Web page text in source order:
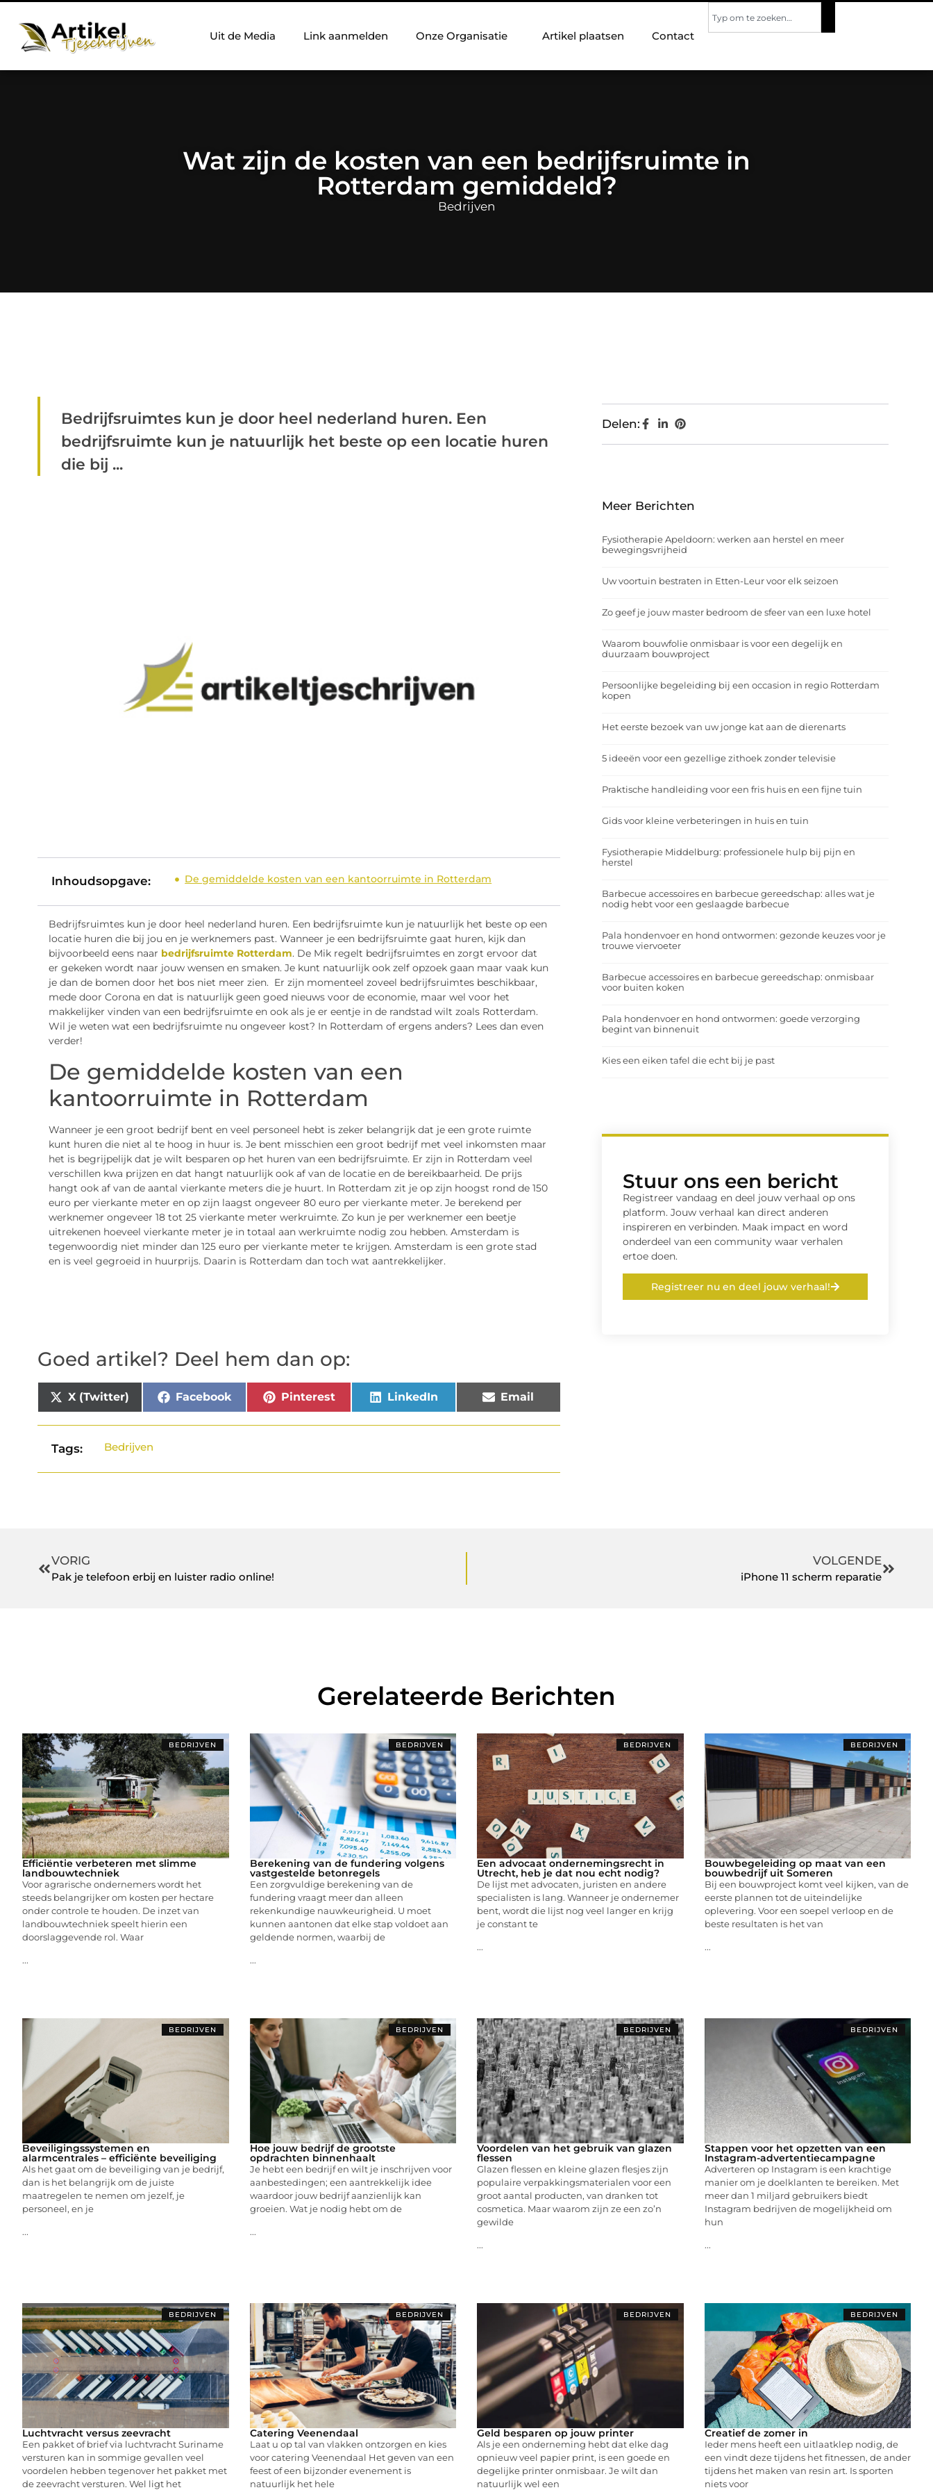
Uit de Media Link aanmelden Onze Organisatie Artikel plaatsen Contact
Wat zijn de kosten van een bedrijfsruimte in
Rotterdam gemiddeld?
Bedrijven
Bedrijfsruimtes kun je door heel nederland huren. Een
bedrijfsruimte kun je natuurlijk het beste op een locatie huren
die bij ...
Inhoudsopgave: De gemiddelde kosten van een kantoorruimte in Rotterdam
Bedrijfsruimtes kun je door heel nederland huren. Een bedrijfsruimte kun je natuurlijk het beste op een
locatie huren die bij jou en je werknemers past. Wanneer je een bedrijfsruimte gaat huren, kijk dan
bijvoorbeeld eens naar bedrijfsruimte Rotterdam. De Mik regelt bedrijfsruimtes en zorgt ervoor dat
er gekeken wordt naar jouw wensen en smaken. Je kunt natuurlijk ook zelf opzoek gaan maar vaak kun
je dan de bomen door het bos niet meer zien. Er zijn momenteel zoveel bedrijfsruimtes beschikbaar,
mede door Corona en dat is natuurlijk geen goed nieuws voor de economie, maar wel voor het
makkelijker vinden van een bedrijfsruimte en ook als je er eentje in de randstad wilt zoals Rotterdam.
Wil je weten wat een bedrijfsruimte nu ongeveer kost? In Rotterdam of ergens anders? Lees dan even
verder!
De gemiddelde kosten van een
kantoorruimte in Rotterdam
Wanneer je een groot bedrijf bent en veel personeel hebt is zeker belangrijk dat je een grote ruimte
kunt huren die niet al te hoog in huur is. Je bent misschien een groot bedrijf met veel inkomsten maar
het is begrijpelijk dat je wilt besparen op het huren van een bedrijfsruimte. Er zijn in Rotterdam veel
verschillen kwa prijzen en dat hangt natuurlijk ook af van de locatie en de bereikbaarheid. De prijs
hangt ook af van de aantal vierkante meters die je huurt. In Rotterdam zit je op zijn hoogst rond de 150
euro per vierkante meter en op zijn laagst ongeveer 80 euro per vierkante meter. Je berekend per
werknemer ongeveer 18 tot 25 vierkante meter werkruimte. Zo kun je per werknemer een beetje
uitrekenen hoeveel vierkante meter je in totaal aan werkruimte nodig zou hebben. Amsterdam is
tegenwoordig niet minder dan 125 euro per vierkante meter te krijgen. Amsterdam is een grote stad
en is veel gegroeid in huurprijs. Daarin is Rotterdam dan toch wat aantrekkelijker.
Goed artikel? Deel hem dan op:
X (Twitter) Facebook Pinterest LinkedIn Email
Tags: Bedrijven
Delen:
Meer Berichten
Fysiotherapie Apeldoorn: werken aan herstel en meer
bewegingsvrijheid
Uw voortuin bestraten in Etten-Leur voor elk seizoen
Zo geef je jouw master bedroom de sfeer van een luxe hotel
Waarom bouwfolie onmisbaar is voor een degelijk en
duurzaam bouwproject
Persoonlijke begeleiding bij een occasion in regio Rotterdam
kopen
Het eerste bezoek van uw jonge kat aan de dierenarts
5 ideeën voor een gezellige zithoek zonder televisie
Praktische handleiding voor een fris huis en een fijne tuin
Gids voor kleine verbeteringen in huis en tuin
Fysiotherapie Middelburg: professionele hulp bij pijn en
herstel
Barbecue accessoires en barbecue gereedschap: alles wat je
nodig hebt voor een geslaagde barbecue
Pala hondenvoer en hond ontwormen: gezonde keuzes voor je
trouwe viervoeter
Barbecue accessoires en barbecue gereedschap: onmisbaar
voor buiten koken
Pala hondenvoer en hond ontwormen: goede verzorging
begint van binnenuit
Kies een eiken tafel die echt bij je past
Stuur ons een bericht
Registreer vandaag en deel jouw verhaal op ons
platform. Jouw verhaal kan direct anderen
inspireren en verbinden. Maak impact en word
onderdeel van een community waar verhalen
ertoe doen.
Registreer nu en deel jouw verhaal!
VORIG
Pak je telefoon erbij en luister radio online!
VOLGENDE
iPhone 11 scherm reparatie
Gerelateerde Berichten
BEDRIJVEN
Efficiëntie verbeteren met slimme
landbouwtechniek
Voor agrarische ondernemers wordt het
steeds belangrijker om kosten per hectare
onder controle te houden. De inzet van
landbouwtechniek speelt hierin een
doorslaggevende rol. Waar
...
BEDRIJVEN
Berekening van de fundering volgens
vastgestelde betonregels
Een zorgvuldige berekening van de
fundering vraagt meer dan alleen
rekenkundige nauwkeurigheid. U moet
kunnen aantonen dat elke stap voldoet aan
geldende normen, waarbij de
...
BEDRIJVEN
Een advocaat ondernemingsrecht in
Utrecht, heb je dat nou echt nodig?
De lijst met advocaten, juristen en andere
specialisten is lang. Wanneer je ondernemer
bent, wordt die lijst nog veel langer en krijg
je constant te
...
BEDRIJVEN
Bouwbegeleiding op maat van een
bouwbedrijf uit Someren
Bij een bouwproject komt veel kijken, van de
eerste plannen tot de uiteindelijke
oplevering. Voor een soepel verloop en de
beste resultaten is het van
...
BEDRIJVEN
Beveiligingssystemen en
alarmcentrales – efficiënte beveiliging
Als het gaat om de beveiliging van je bedrijf,
dan is het belangrijk om de juiste
maatregelen te nemen om jezelf, je
personeel, en je
...
BEDRIJVEN
Hoe jouw bedrijf de grootste
opdrachten binnenhaalt
Je hebt een bedrijf en wilt je inschrijven voor
aanbestedingen; een aantrekkelijk idee
waardoor jouw bedrijf aanzienlijk kan
groeien. Wat je nodig hebt om de
...
BEDRIJVEN
Voordelen van het gebruik van glazen
flessen
Glazen flessen en kleine glazen flesjes zijn
populaire verpakkingsmaterialen voor een
groot aantal producten, van dranken tot
cosmetica. Maar waarom zijn ze een zo’n
gewilde
...
BEDRIJVEN
Stappen voor het opzetten van een
Instagram-advertentiecampagne
Adverteren op Instagram is een krachtige
manier om je doelklanten te bereiken. Met
meer dan 1 miljard gebruikers biedt
Instagram bedrijven de mogelijkheid om
hun
...
BEDRIJVEN
Luchtvracht versus zeevracht
Een pakket of brief via luchtvracht Suriname
versturen kan in sommige gevallen veel
voordelen hebben tegenover het pakket met
de zeevracht versturen. Wel ligt het
BEDRIJVEN
Catering Veenendaal
Laat u op tal van vlakken ontzorgen en kies
voor catering Veenendaal Het geven van een
feest of een bijzonder evenement is
natuurlijk het hele
BEDRIJVEN
Geld besparen op jouw printer
Als je een onderneming hebt dat elke dag
opnieuw veel papier print, is een goede en
degelijke printer onmisbaar. Je wilt dan
natuurlijk wel een
BEDRIJVEN
Creatief de zomer in
Ieder mens heeft een uitlaatklep nodig, de
een vindt deze tijdens het fitnessen, de ander
tijdens het maken van resin art. Is sporten
niets voor